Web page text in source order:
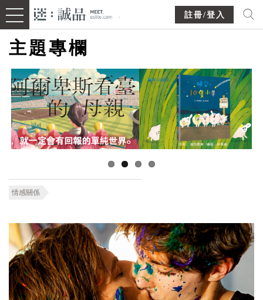
註冊/登入
主題專欄
情感關係